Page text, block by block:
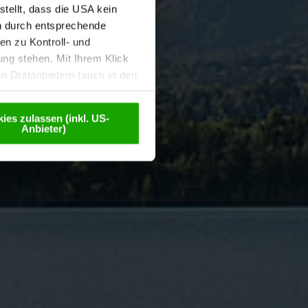
dass die USA kein
entsprechende
zu Kontroll- und
stehen. Mit Ihrem Klick
Drittanbietern (auch in den
zulassen (inkl. US-
Anbieter)